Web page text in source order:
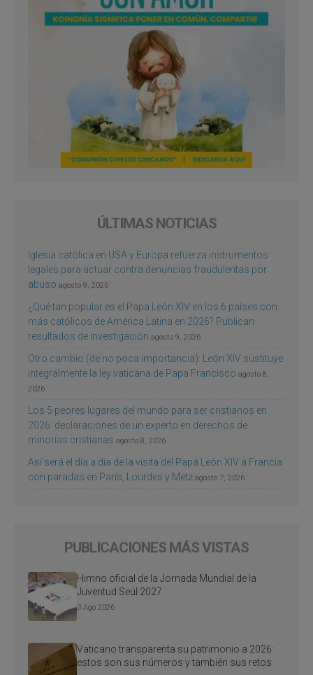
ÚLTIMAS NOTICIAS
Iglesia católica en USA y Europa refuerza instrumentos
legales para actuar contra denuncias fraudulentas por
abuso agosto 9, 2026
¿Qué tan popular es el Papa León XIV en los 6 países con
más católicos de América Latina en 2026? Publican
resultados de investigación agosto 9, 2026
Otro cambio (de no poca importancia): León XIV sustituye
integralmente la ley vaticana de Papa Francisco agosto 8,
2026
Los 5 peores lugares del mundo para ser cristianos en
2026: declaraciones de un experto en derechos de
minorías cristianas agosto 8, 2026
Así será el día a día de la visita del Papa León XIV a Francia
con paradas en París, Lourdes y Metz agosto 7, 2026
PUBLICACIONES MÁS VISTAS
Himno oficial de la Jornada Mundial de la
Juventud Seúl 2027
3 Ago 2026
Vaticano transparenta su patrimonio a 2026:
estos son sus números y también sus retos